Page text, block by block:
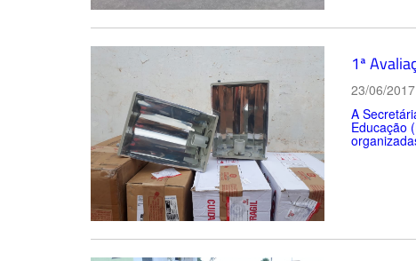
1ª
23/06/
A
Educação